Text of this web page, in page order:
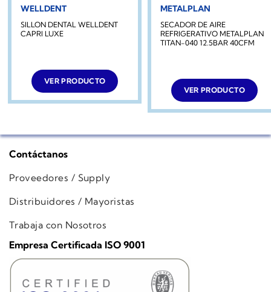
WELLDENT
SILLON DENTAL WELLDENT
CAPRI LUXE
VER PRODUCTO
METALPLAN
SECADOR DE AIRE
REFRIGERATIVO METALPLAN
TITAN-040 12.5BAR 40CFM
VER PRODUCTO
Contáctanos
Proveedores / Supply
Distribuidores / Mayoristas
Trabaja con Nosotros
Empresa Certificada ISO 9001